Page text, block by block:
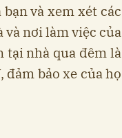
và xem xét các
và nơi làm việc của
tại nhà qua đêm là
bảo xe của họ